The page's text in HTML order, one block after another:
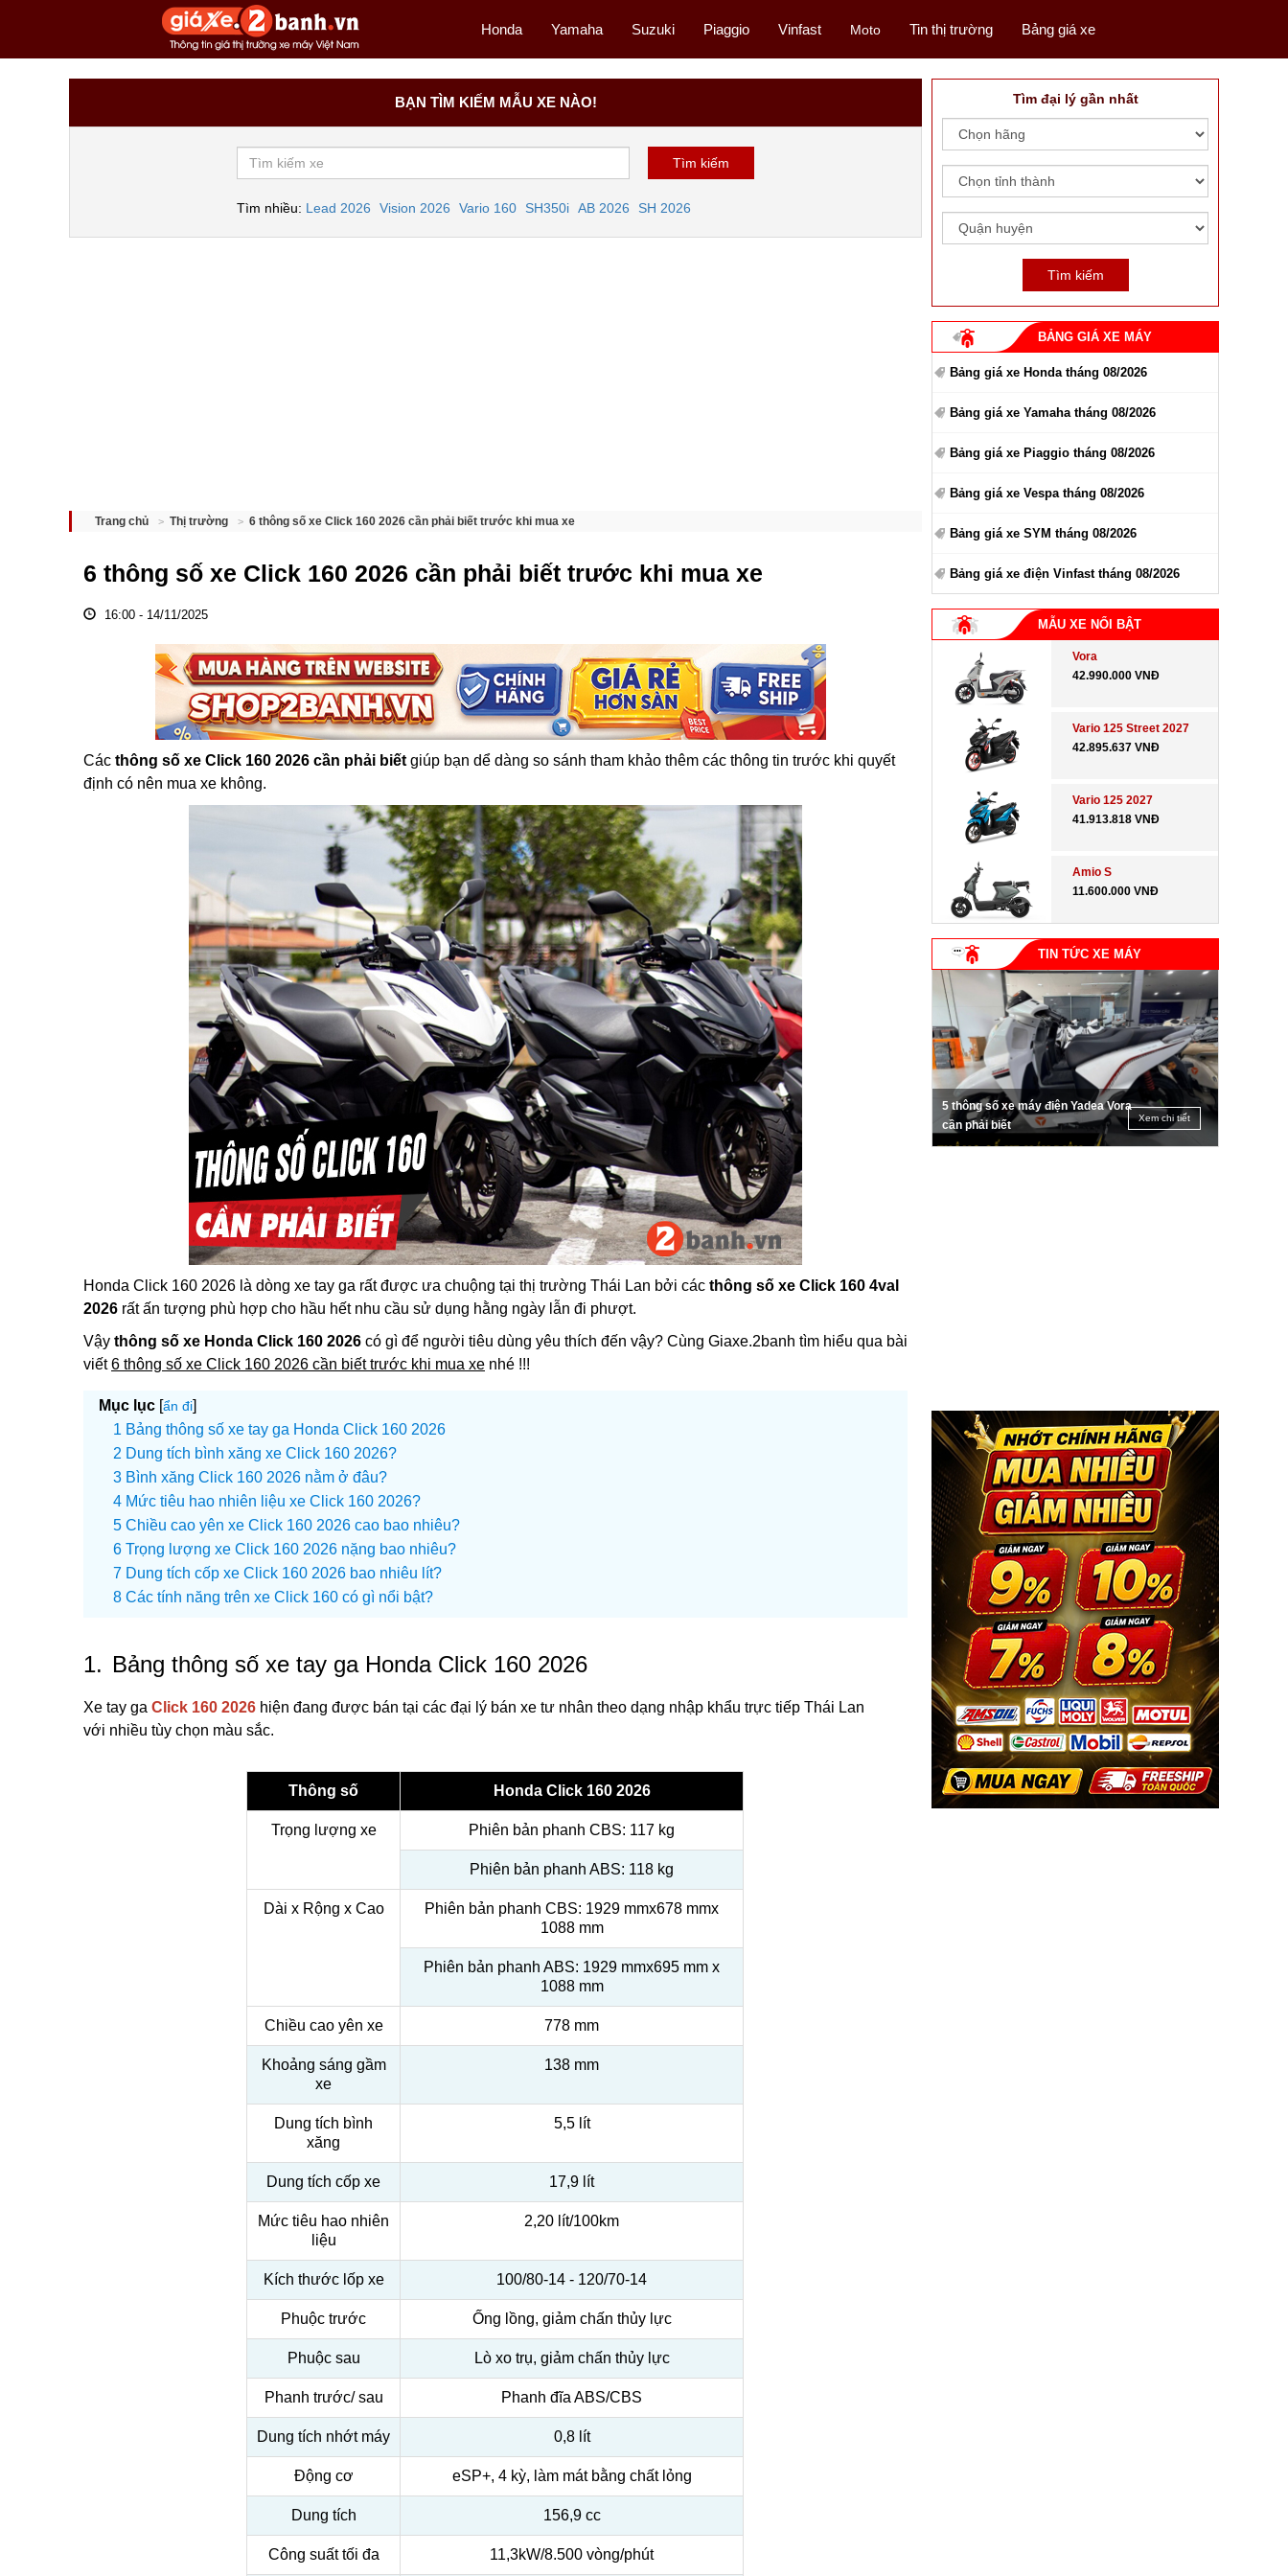
Honda Yamaha Suzuki Piaggio Vinfast Moto Tin thị trường Bảng giá xe
BẠN TÌM KIẾM MẪU XE NÀO!
Tìm nhiều: Lead 2026 Vision 2026 Vario 160 SH350i AB 2026 SH 2026
Trang chủ Thị trường 6 thông số xe Click 160 2026 cần phải biết trước khi mua xe
6 thông số xe Click 160 2026 cần phải biết trước khi mua xe
16:00 - 14/11/2025
Các thông số xe Click 160 2026 cần phải biết giúp bạn dể dàng so sánh tham khảo thêm các thông tin trước khi quyết
định có nên mua xe không.
Honda Click 160 2026 là dòng xe tay ga rất được ưa chuộng tại thị trường Thái Lan bởi các thông số xe Click 160 4val
2026 rất ấn tượng phù hợp cho hầu hết nhu cầu sử dụng hằng ngày lẫn đi phượt.
Vậy thông số xe Honda Click 160 2026 có gì để người tiêu dùng yêu thích đến vậy? Cùng Giaxe.2banh tìm hiểu qua bài
viết6 thông số xe Click 160 2026 cần biết trước khi mua xe nhé !!!
Mục lục [ẩn đi]
Bảng thông số xe tay ga Honda Click 160 2026
Dung tích bình xăng xe Click 160 2026?
Bình xăng Click 160 2026 nằm ở đâu?
Mức tiêu hao nhiên liệu xe Click 160 2026?
Chiều cao yên xe Click 160 2026 cao bao nhiêu?
Trọng lượng xe Click 160 2026 nặng bao nhiêu?
Dung tích cốp xe Click 160 2026 bao nhiêu lít?
Các tính năng trên xe Click 160 có gì nổi bật?
1. Bảng thông số xe tay ga Honda Click 160 2026
Xe tay ga Click 160 2026 hiện đang được bán tại các đại lý bán xe tư nhân theo dạng nhập khẩu trực tiếp Thái Lan
với nhiều tùy chọn màu sắc.
Thông số Honda Click 160 2026
Trọng lượng xe Phiên bản phanh CBS: 117 kg
Phiên bản phanh ABS: 118 kg
Dài x Rộng x Cao
Phiên bản phanh CBS: 1929 mmx678 mmx
1088 mm
Phiên bản phanh ABS: 1929 mmx695 mm x
1088 mm
Chiều cao yên xe 778 mm
Khoảng sáng gầm
xe
138 mm
Dung tích bình
xăng
5,5 lít
Dung tích cốp xe 17,9 lít
Mức tiêu hao nhiên
liệu
2,20 lít/100km
Kích thước lốp xe 100/80-14 - 120/70-14
Phuộc trước Ống lồng, giảm chấn thủy lực
Phuộc sau Lò xo trụ, giảm chấn thủy lực
Phanh trước/ sau Phanh đĩa ABS/CBS
Dung tích nhớt máy 0,8 lít
Động cơ eSP+, 4 kỳ, làm mát bằng chất lỏng
Dung tích 156,9 cc
Công suất tối đa 11,3kW/8.500 vòng/phút
Tìm đại lý gần nhất
BẢNG GIÁ XE MÁY
Bảng giá xe Honda tháng 08/2026
Bảng giá xe Yamaha tháng 08/2026
Bảng giá xe Piaggio tháng 08/2026
Bảng giá xe Vespa tháng 08/2026
Bảng giá xe SYM tháng 08/2026
Bảng giá xe điện Vinfast tháng 08/2026
MẪU XE NỔI BẬT
Vora
42.990.000 VNĐ
Vario 125 Street 2027
42.895.637 VNĐ
Vario 125 2027
41.913.818 VNĐ
Amio S
11.600.000 VNĐ
TIN TỨC XE MÁY
5 thông số xe máy điện Yadea Vora
cần phải biết
Xem chi tiết